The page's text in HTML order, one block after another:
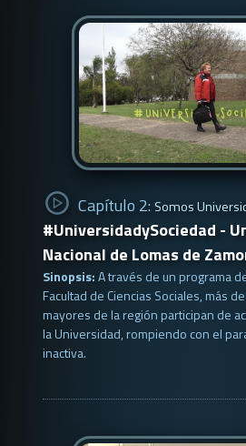
Capítulo 2: Somos
#UniversidadySociedad -
Nacional de Lomas de
Sinopsis:A través de un programa
Facultad de Ciencias Sociales, más
mayores de la región participan de
la Universidad, rompiendo con el
inactiva.